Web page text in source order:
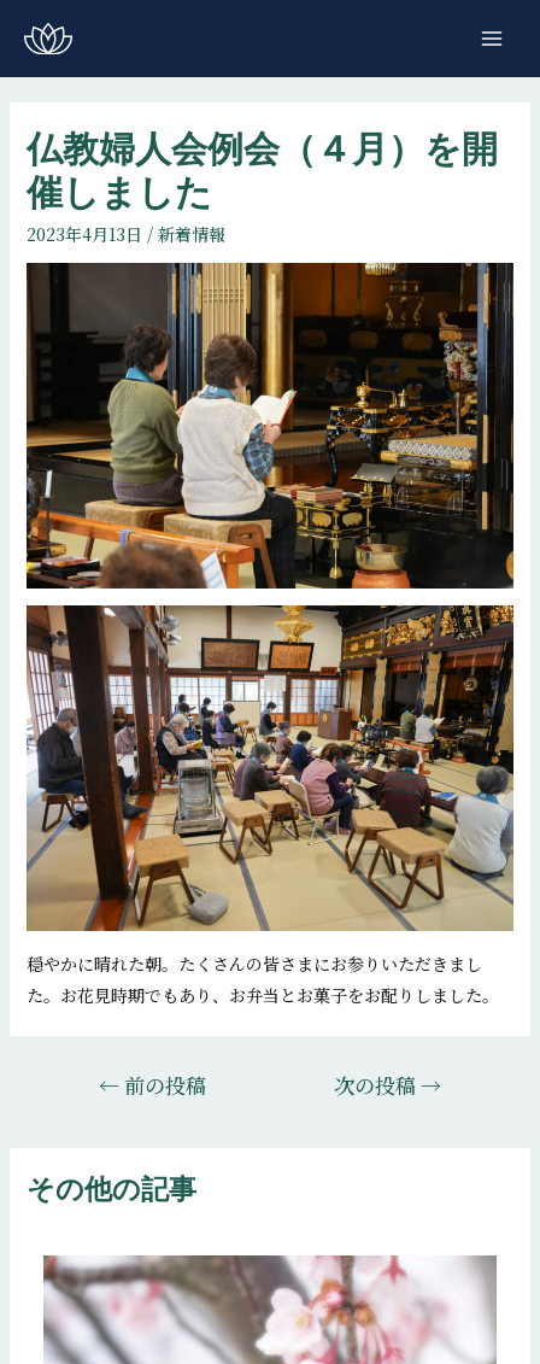
テ
仏教婦人会例会（４月）を開
催しました
2023年4月13日 / 新着情報
穏やかに晴れた朝。たくさんの皆さまにお参りいただきまし
た。お花見時期でもあり、お弁当とお菓子をお配りしました。
ゲ
シ
ョ
ン
←前の投稿 次の投稿→
その他の記事